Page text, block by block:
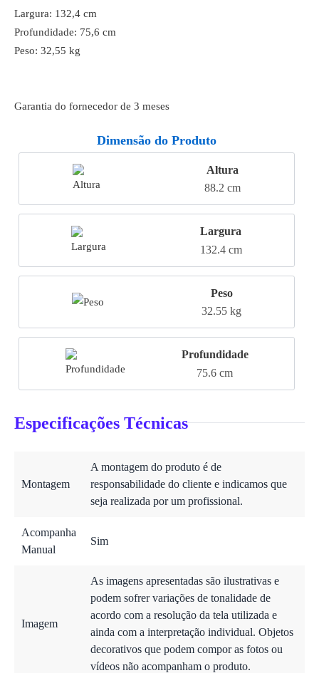
Largura: 132,4 cm
Profundidade: 75,6 cm
Peso: 32,55 kg
Garantia do fornecedor de 3 meses
Dimensão do Produto
Altura
88.2 cm
Largura
132.4 cm
Peso
32.55 kg
Profundidade
75.6 cm
Especificações Técnicas
Montagem
A montagem do produto é de
responsabilidade do cliente e indicamos que
seja realizada por um profissional.
Acompanha
Manual
Sim
Imagem
As imagens apresentadas são ilustrativas e
podem sofrer variações de tonalidade de
acordo com a resolução da tela utilizada e
ainda com a interpretação individual. Objetos
decorativos que podem compor as fotos ou
vídeos não acompanham o produto.